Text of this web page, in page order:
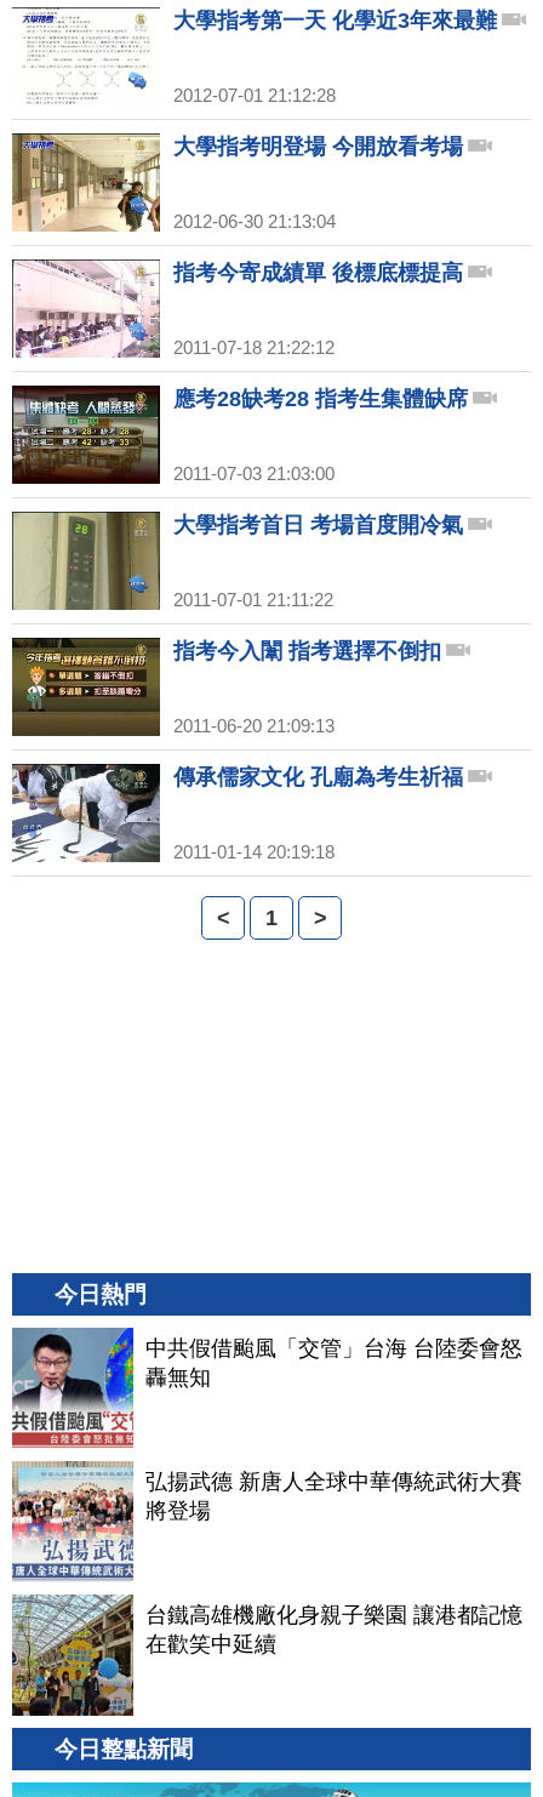
大學指考第一天 化學近3年來最難
2012-07-01 21:12:28
大學指考明登場 今開放看考場
2012-06-30 21:13:04
指考今寄成績單 後標底標提高
2011-07-18 21:22:12
應考28缺考28 指考生集體缺席
2011-07-03 21:03:00
大學指考首日 考場首度開冷氣
2011-07-01 21:11:22
指考今入闈 指考選擇不倒扣
2011-06-20 21:09:13
傳承儒家文化 孔廟為考生祈福
2011-01-14 20:19:18
< 1 >
今日熱門
中共假借颱風「交管」台海 台陸委會怒
轟無知
弘揚武德 新唐人全球中華傳統武術大賽
將登場
台鐵高雄機廠化身親子樂園 讓港都記憶
在歡笑中延續
今日整點新聞